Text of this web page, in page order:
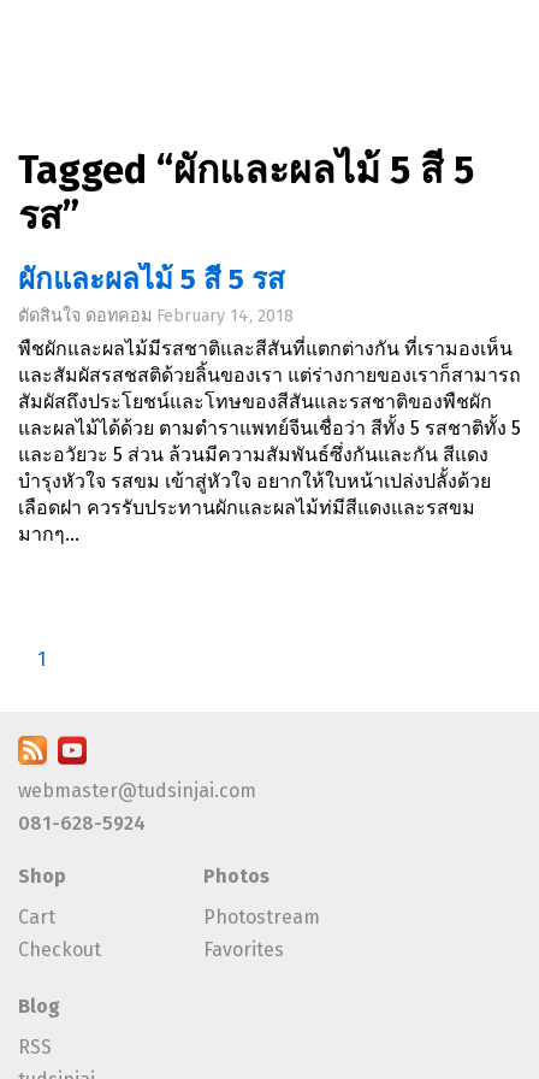
Tagged “ผักและผลไม้ 5 สี 5
รส”
ผักและผลไม้ 5 สี 5 รส
ตัดสินใจ ดอทคอม February 14, 2018
พืชผักและผลไม้มีรสชาติและสีสันที่แตกต่างกัน ที่เรามองเห็น
และสัมผัสรสชสติด้วยลิ้นของเรา แต่ร่างกายของเราก็สามารถ
สัมผัสถึงประโยชน์และโทษของสีสันและรสชาติของพืชผัก
และผลไม้ได้ด้วย ตามตำราแพทย์จีนเชื่อว่า สีทั้ง 5 รสชาติทั้ง 5
และอวัยวะ 5 ส่วน ล้วนมีความสัมพันธ์ซึ่งกันและกัน สีแดง
บำรุงหัวใจ รสขม เข้าสู่หัวใจ อยากให้ใบหน้าเปล่งปลั้งด้วย
เลือดฝา ควรรับประทานผักและผลไม้ท่มีสีแดงและรสขม
มากๆ...
1
webmaster@tudsinjai.com
081-628-5924
Shop
Cart
Checkout
Photos
Photostream
Favorites
Blog
RSS